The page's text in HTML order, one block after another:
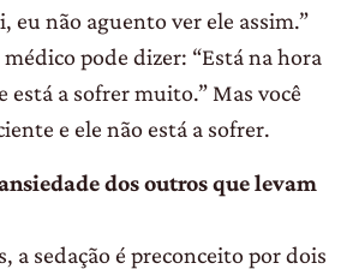
eu não aguento ver ele assim.”
pode dizer: “Está na hora
está a sofrer muito.” Mas você
e ele não está a sofrer.
dos outros que levam
a sedação é preconceito por dois